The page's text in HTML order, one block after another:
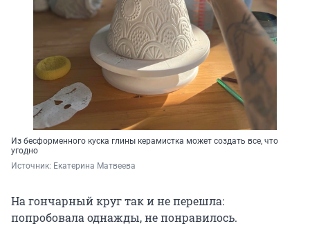
Из бесформенного куска глины керамистка может создать все, что
угодно
Источник: Екатерина Матвеева
На гончарный круг так и не перешла:
попробовала однажды, не понравилось.